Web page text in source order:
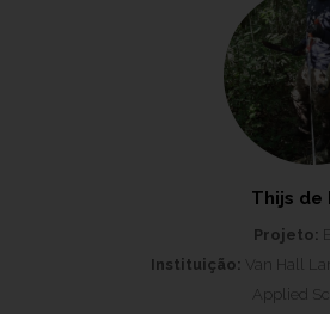
Thijs de
Projeto:
Instituição: Van Hall
Applied